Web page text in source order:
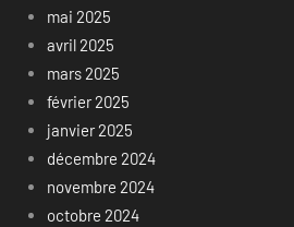
mai 2025
avril 2025
mars 2025
février 2025
janvier 2025
décembre 2024
novembre 2024
octobre 2024